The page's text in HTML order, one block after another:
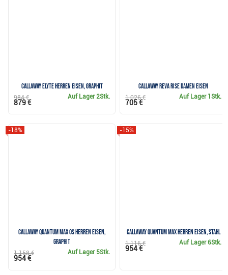
Callaway Elyte Herren Eisen, Graphit
Auf Lager2Stk.
984 €
879 €
Callaway REVA Rise Damen Eisen
Auf Lager 1Stk.
1 026 €
705 €
Callaway Quantum Max OS Herren Eisen,
Graphit
-18%
Auf Lager 5Stk.
1 158 €
954 €
Callaway Quantum Max Herren Eisen, Stahl
-15%
Auf Lager6Stk.
1 116 €
954 €